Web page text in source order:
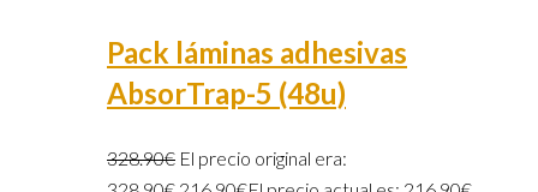
Pack láminas adhesivas
AbsorTrap-5 (48u)
328.90€ El precio original era: